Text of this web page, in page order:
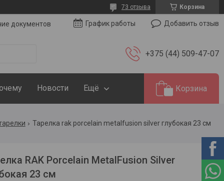
Корзина
73 отзыва
документов График работы Добавить отзыв
+375 (44) 509-47-07
Новости Ещё Корзина
Тарелка rak porcelain metalfusion silver глубокая 23 см
RAK Porcelain MetalFusion Silver
23 см